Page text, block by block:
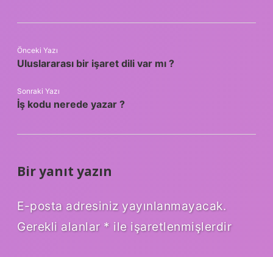
Önceki Yazı
Uluslararası bir işaret dili var mı ?
Sonraki Yazı
İş kodu nerede yazar ?
Bir yanıt yazın
E-posta adresiniz yayınlanmayacak.
Gerekli alanlar * ile işaretlenmişlerdir